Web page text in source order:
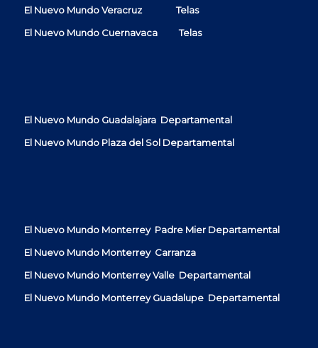
El Nuevo Mundo Veracruz Telas
El Nuevo Mundo Cuernavaca Telas
El Nuevo Mundo Guadalajara Departamental
El Nuevo Mundo Plaza del Sol Departamental
El Nuevo Mundo Monterrey Padre Mier Departamental
El Nuevo Mundo Monterrey Carranza
El Nuevo Mundo Monterrey Valle Departamental
El Nuevo Mundo Monterrey Guadalupe Departamental